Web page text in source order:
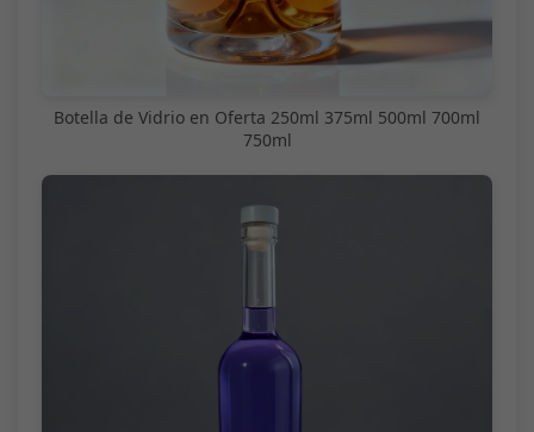
Botella de Vidrio en Oferta 250ml 375ml 500ml 700ml
750ml